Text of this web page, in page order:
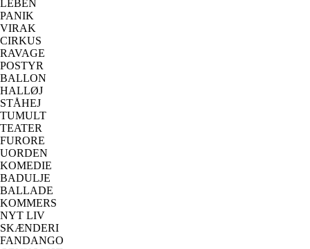
LEBEN
PANIK
VIRAK
CIRKUS
RAVAGE
POSTYR
BALLON
HALLØJ
STÅHEJ
TUMULT
TEATER
FURORE
UORDEN
KOMEDIE
BADULJE
BALLADE
KOMMERS
NYT LIV
SKÆNDERI
FANDANGO